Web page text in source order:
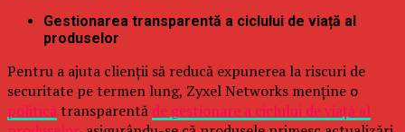
Gestionarea transparentă a ciclului de viață al
produselor
Pentru a ajuta clienții să reducă expunerea la riscuri de
securitate pe termen lung, Zyxel Networks menține o
politică transparentă de gestionare a ciclului de viață al